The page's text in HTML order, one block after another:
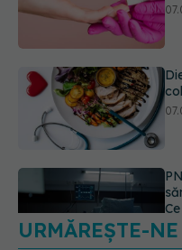
URMĂREȘTE-
URMĂRITORI